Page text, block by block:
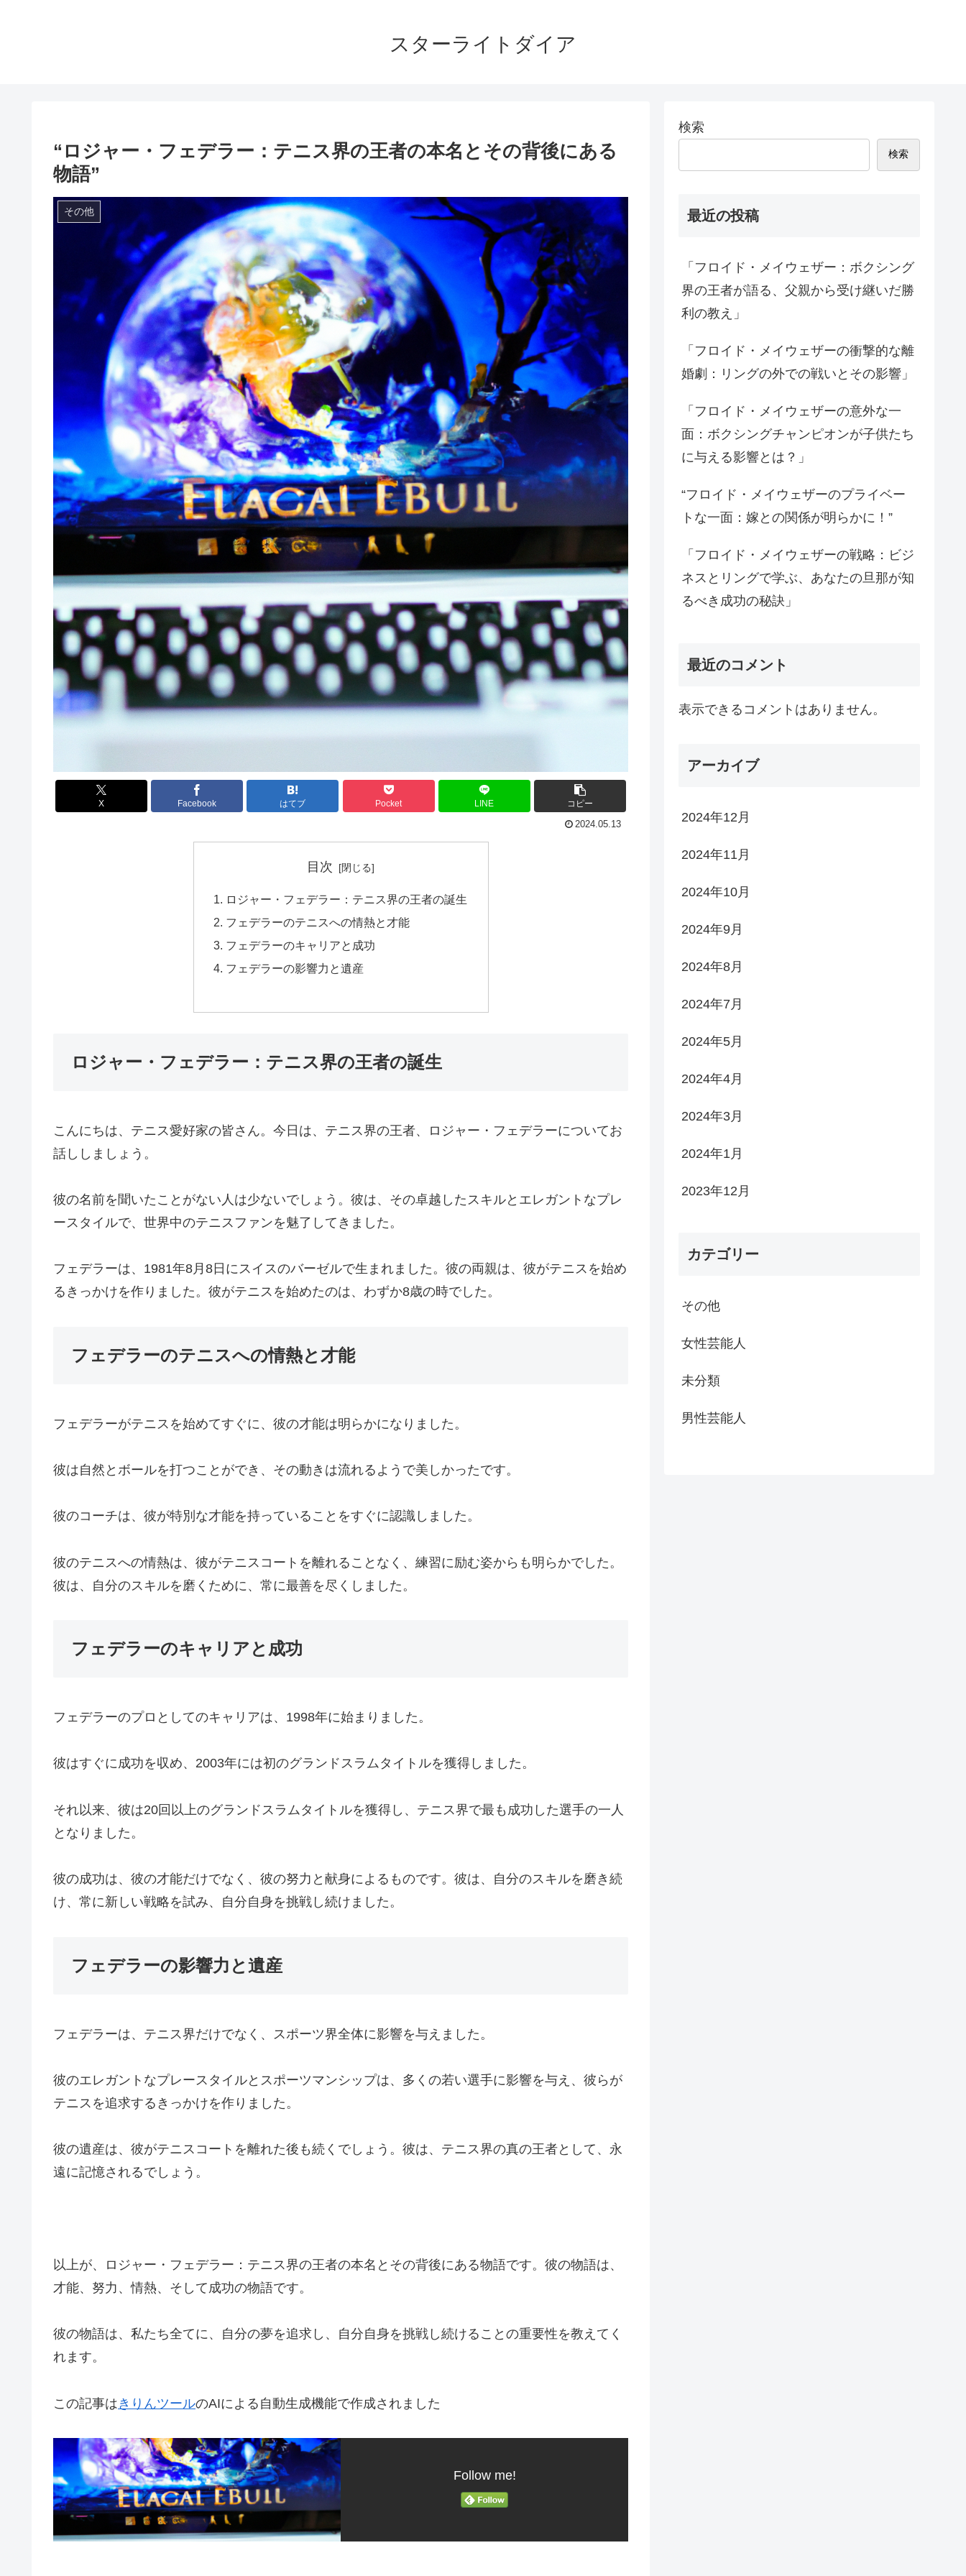
スターライトダイア
“ロジャー・フェデラー：テニス界の王者の本名とその背後にある
物語”
その他
X Facebook はてブ Pocket LINE コピー
2024.05.13
目次
ロジャー・フェデラー：テニス界の王者の誕生
フェデラーのテニスへの情熱と才能
フェデラーのキャリアと成功
フェデラーの影響力と遺産
ロジャー・フェデラー：テニス界の王者の誕生
こんにちは、テニス愛好家の皆さん。今日は、テニス界の王者、ロジャー・フェデラーについてお
話ししましょう。
彼の名前を聞いたことがない人は少ないでしょう。彼は、その卓越したスキルとエレガントなプレ
ースタイルで、世界中のテニスファンを魅了してきました。
フェデラーは、1981年8月8日にスイスのバーゼルで生まれました。彼の両親は、彼がテニスを始め
るきっかけを作りました。彼がテニスを始めたのは、わずか8歳の時でした。
フェデラーのテニスへの情熱と才能
フェデラーがテニスを始めてすぐに、彼の才能は明らかになりました。
彼は自然とボールを打つことができ、その動きは流れるようで美しかったです。
彼のコーチは、彼が特別な才能を持っていることをすぐに認識しました。
彼のテニスへの情熱は、彼がテニスコートを離れることなく、練習に励む姿からも明らかでした。
彼は、自分のスキルを磨くために、常に最善を尽くしました。
フェデラーのキャリアと成功
フェデラーのプロとしてのキャリアは、1998年に始まりました。
彼はすぐに成功を収め、2003年には初のグランドスラムタイトルを獲得しました。
それ以来、彼は20回以上のグランドスラムタイトルを獲得し、テニス界で最も成功した選手の一人
となりました。
彼の成功は、彼の才能だけでなく、彼の努力と献身によるものです。彼は、自分のスキルを磨き続
け、常に新しい戦略を試み、自分自身を挑戦し続けました。
フェデラーの影響力と遺産
フェデラーは、テニス界だけでなく、スポーツ界全体に影響を与えました。
彼のエレガントなプレースタイルとスポーツマンシップは、多くの若い選手に影響を与え、彼らが
テニスを追求するきっかけを作りました。
彼の遺産は、彼がテニスコートを離れた後も続くでしょう。彼は、テニス界の真の王者として、永
遠に記憶されるでしょう。
以上が、ロジャー・フェデラー：テニス界の王者の本名とその背後にある物語です。彼の物語は、
才能、努力、情熱、そして成功の物語です。
彼の物語は、私たち全てに、自分の夢を追求し、自分自身を挑戦し続けることの重要性を教えてく
れます。
この記事は きりんツールのAIによる自動生成機能で作成されました
Follow me!
検索
検索
最近の投稿
「フロイド・メイウェザー：ボクシング
界の王者が語る、父親から受け継いだ勝
利の教え」
「フロイド・メイウェザーの衝撃的な離
婚劇：リングの外での戦いとその影響」
「フロイド・メイウェザーの意外な一
面：ボクシングチャンピオンが子供たち
に与える影響とは？」
“フロイド・メイウェザーのプライベー
トな一面：嫁との関係が明らかに！”
「フロイド・メイウェザーの戦略：ビジ
ネスとリングで学ぶ、あなたの旦那が知
るべき成功の秘訣」
最近のコメント
表示できるコメントはありません。
アーカイブ
2024年12月
2024年11月
2024年10月
2024年9月
2024年8月
2024年7月
2024年5月
2024年4月
2024年3月
2024年1月
2023年12月
カテゴリー
その他
女性芸能人
未分類
男性芸能人